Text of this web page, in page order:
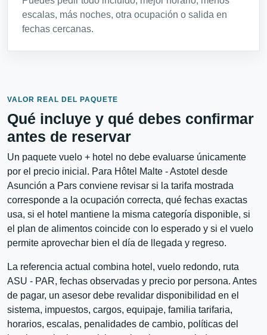
escalas, más noches, otra ocupación o salida en
fechas cercanas.
VALOR REAL DEL PAQUETE
Qué incluye y qué debes confirmar
antes de reservar
Un paquete vuelo + hotel no debe evaluarse únicamente
por el precio inicial. Para Hôtel Malte - Astotel desde
Asunción a Pars conviene revisar si la tarifa mostrada
corresponde a la ocupación correcta, qué fechas exactas
usa, si el hotel mantiene la misma categoría disponible, si
el plan de alimentos coincide con lo esperado y si el vuelo
permite aprovechar bien el día de llegada y regreso.
La referencia actual combina hotel, vuelo redondo, ruta
ASU - PAR, fechas observadas y precio por persona. Antes
de pagar, un asesor debe revalidar disponibilidad en el
sistema, impuestos, cargos, equipaje, familia tarifaria,
horarios, escalas, penalidades de cambio, políticas del